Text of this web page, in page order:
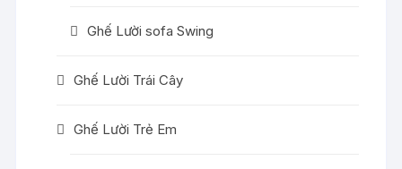
Ghế Lười sofa Swing
Ghế Lười Trái Cây
Ghế Lười Trẻ Em